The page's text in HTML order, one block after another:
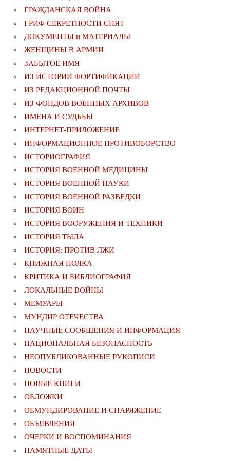
ГРАЖДАНСКАЯ ВОЙНА
ГРИФ СЕКРЕТНОСТИ СНЯТ
ДОКУМЕНТЫ и МАТЕРИАЛЫ
ЖЕНЩИНЫ В АРМИИ
ЗАБЫТОЕ ИМЯ
ИЗ ИСТОРИИ ФОРТИФИКАЦИИ
ИЗ РЕДАКЦИОННОЙ ПОЧТЫ
ИЗ ФОНДОВ ВОЕННЫХ АРХИВОВ
ИМЕНА И СУДЬБЫ
ИНТЕРНЕТ-ПРИЛОЖЕНИЕ
ИНФОРМАЦИОННОЕ ПРОТИВОБОРСТВО
ИСТОРИОГРАФИЯ
ИСТОРИЯ ВОЕННОЙ МЕДИЦИНЫ
ИСТОРИЯ ВОЕННОЙ НАУКИ
ИСТОРИЯ ВОЕННОЙ РАЗВЕДКИ
ИСТОРИЯ ВОИН
ИСТОРИЯ ВООРУЖЕНИЯ И ТЕХНИКИ
ИСТОРИЯ ТЫЛА
ИСТОРИЯ: ПРОТИВ ЛЖИ
КНИЖНАЯ ПОЛКА
КРИТИКА И БИБЛИОГРАФИЯ
ЛОКАЛЬНЫЕ ВОЙНЫ
МЕМУАРЫ
МУНДИР ОТЕЧЕСТВА
НАУЧНЫЕ СООБЩЕНИЯ И ИНФОРМАЦИЯ
НАЦИОНАЛЬНАЯ БЕЗОПАСНОСТЬ
НЕОПУБЛИКОВАННЫЕ РУКОПИСИ
НОВОСТИ
НОВЫЕ КНИГИ
ОБЛОЖКИ
ОБМУНДИРОВАНИЕ И СНАРЯЖЕНИЕ
ОБЪЯВЛЕНИЯ
ОЧЕРКИ И ВОСПОМИНАНИЯ
ПАМЯТНЫЕ ДАТЫ